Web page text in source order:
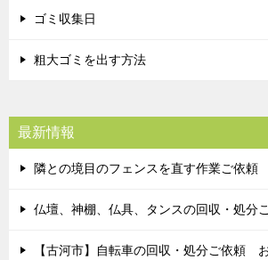
ゴミ収集日
粗大ゴミを出す方法
最新情報
隣との境目のフェンスを直す作業ご依
仏壇、神棚、仏具、タンスの回収・処
【古河市】自転車の回収・処分ご依頼